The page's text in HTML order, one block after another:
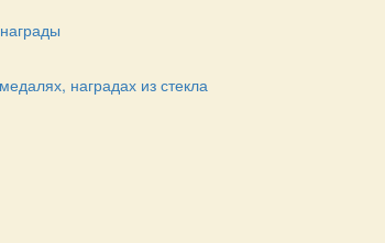
наградах из стекла